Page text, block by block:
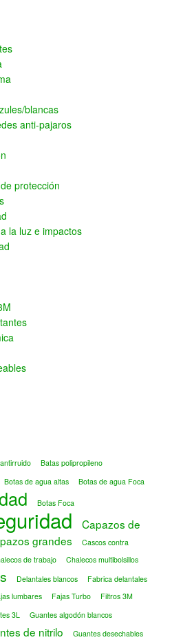
blancas
anti-pajaros
protección
la luz e impactos
Batas polipropileno
Botas de agua altas Botas de agua Foca
Botas Foca
Capazos de
grandes
Cascos contra
de trabajo Chalecos multibolsillos
Delantales blancos
Fabrica delantales
lumbares Fajas Turbo Filtros 3M
3L
Guantes algodón blancos
de nitrilo
Guantes desechables